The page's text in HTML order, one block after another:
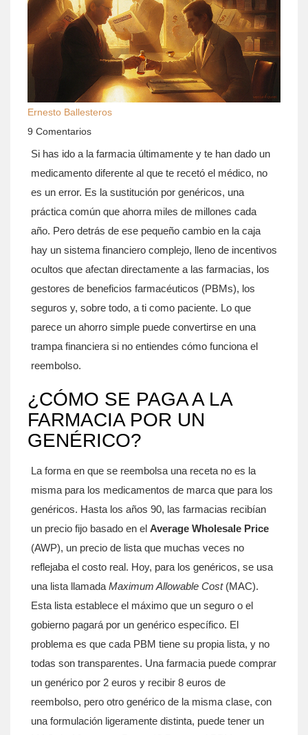
Ernesto Ballesteros
9 Comentarios
Si has ido a la farmacia últimamente y te han dado un
medicamento diferente al que te recetó el médico, no
es un error. Es la sustitución por genéricos, una
práctica común que ahorra miles de millones cada
año. Pero detrás de ese pequeño cambio en la caja
hay un sistema financiero complejo, lleno de incentivos
ocultos que afectan directamente a las farmacias, los
gestores de beneficios farmacéuticos (PBMs), los
seguros y, sobre todo, a ti como paciente. Lo que
parece un ahorro simple puede convertirse en una
trampa financiera si no entiendes cómo funciona el
reembolso.
¿CÓMO SE PAGA A LA
FARMACIA POR UN
GENÉRICO?
La forma en que se reembolsa una receta no es la
misma para los medicamentos de marca que para los
genéricos. Hasta los años 90, las farmacias recibían
un precio fijo basado en el Average Wholesale Price
(AWP), un precio de lista que muchas veces no
reflejaba el costo real. Hoy, para los genéricos, se usa
una lista llamada Maximum Allowable Cost(MAC).
Esta lista establece el máximo que un seguro o el
gobierno pagará por un genérico específico. El
problema es que cada PBM tiene su propia lista, y no
todas son transparentes. Una farmacia puede comprar
un genérico por 2 euros y recibir 8 euros de
reembolso, pero otro genérico de la misma clase, con
una formulación ligeramente distinta, puede tener un